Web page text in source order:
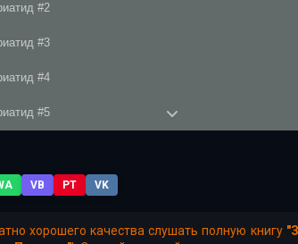
#2
#3
#4
#5
#7
VB PT VK
хорошего качества слушать полную книгу